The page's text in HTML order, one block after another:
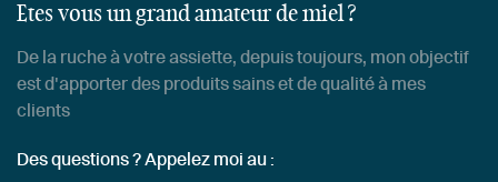
Etes vous un grand amateur de miel ?
De la ruche à votre assiette, depuis toujours, mon objectif
est d'apporter des produits sains et de qualité à mes
clients
Des questions ? Appelez moi au :